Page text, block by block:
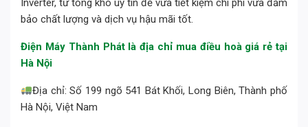
Inverter, từ tổng kho uy tín để vừa tiết kiệm chi phí vừa đảm
bảo chất lượng và dịch vụ hậu mãi tốt.
Điện Máy Thành Phát là địa chỉ mua điều hoà giá rẻ tại
Hà Nội
Địa chỉ: Số 199 ngõ 541 Bát Khối, Long Biên, Thành phố
Hà Nội, Việt Nam